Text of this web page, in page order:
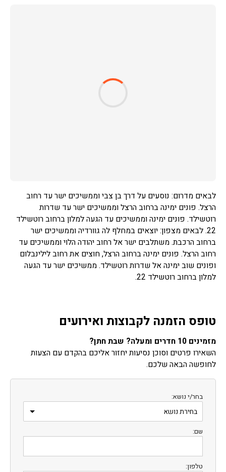
לבאים מדרום: נוסעים על דרך בן צבי וממשיכים ישר עד רחוב
הרצל. פונים ימינה ברחוב הרצל וממשיכים ישר עד שדרות
רוטשילד. פונים ימינה וממשיכים עד הגעה למלון ברחוב רוטשילד
22. לבאים מצפון: יוצאים במחלף לה גוורדיה וממשיכים ישר
ברחוב הרכבת. משתלבים ישר אל רחוב יהודה הלוי וממשיכים עד
רחוב הרצל. פונים ימינה ברחוב הרצל, חוצים את רחוב לילינבלום
ופונים שוב ימינה אל שדרות רוטשילד. ממשיכים ישר עד הגעה
למלון ברחוב רוטשילד 22.
טופס הזמנה לקבוצות ואירועים
מזמינים 10 חדרים ומעלה? שבת חתן?
השאירו פרטים וסוכן נסיעות יחזור אליכם בהקדם עם הצעות
לחופשה הבאה שלכם.
בחר/י נושא:
שם:
טלפון: